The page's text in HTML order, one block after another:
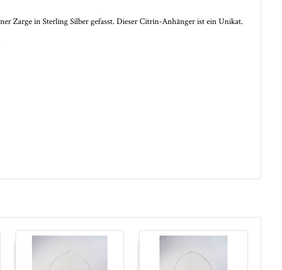
Zarge in Sterling Silber gefasst. Dieser Citrin-Anhänger ist ein Unikat.